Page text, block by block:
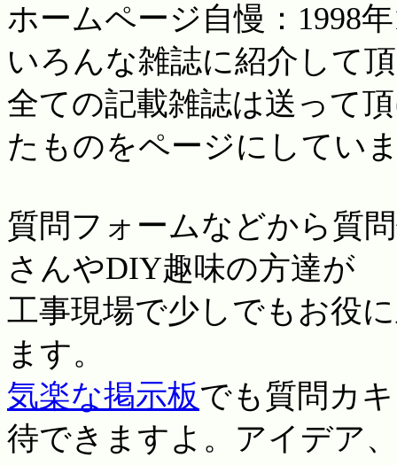
ホームページ自慢：1998
いろんな雑誌に紹介して
全ての記載雑誌は送って
たものをページにしてい
質問フォームなどから質
さんやDIY趣味の方達が
工事現場で少しでもお役
ます。
気楽な掲示板でも質問カ
待できますよ。アイデア